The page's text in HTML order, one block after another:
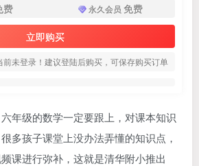
费 永久会员 免费
立即购买
前未登录！建议登陆后购买，可保存购买订单
年级的数学一定要跟上，对课本知识
多孩子课堂上没办法弄懂的知识点，
课进行弥补，这就是清华附小推出